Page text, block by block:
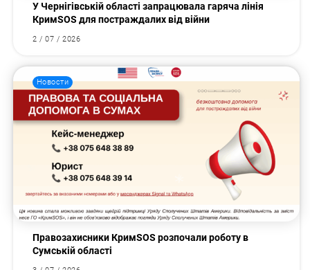
У Чернігівській області запрацювала гаряча лінія
КримSOS для постраждалих від війни
2 / 07 / 2026
Новости
Правозахисники КримSOS розпочали роботу в
Сумській області